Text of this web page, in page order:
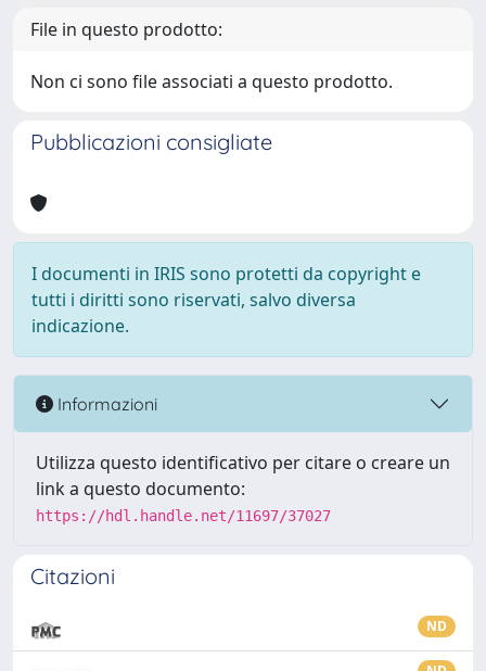
File in questo prodotto:
Non ci sono file associati a questo prodotto.
Pubblicazioni consigliate
I documenti in IRIS sono protetti da copyright e
tutti i diritti sono riservati, salvo diversa
indicazione.
Informazioni
Utilizza questo identificativo per citare o creare un
link a questo documento:
https://hdl.handle.net/11697/37027
Citazioni
ND